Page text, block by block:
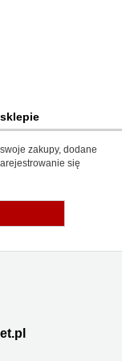
zakupy, dodane
się